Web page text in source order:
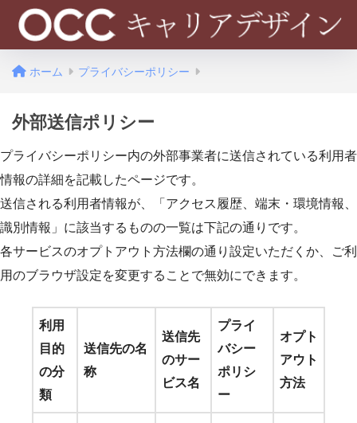
ホーム プライバシーポリシー
外部送信ポリシー
プライバシーポリシー内の外部事業者に送信されている利用者
情報の詳細を記載したページです。
送信される利用者情報が、「アクセス履歴、端末・環境情報、
識別情報」に該当するものの一覧は下記の通りです。
各サービスのオプトアウト方法欄の通り設定いただくか、ご利
用のブラウザ設定を変更することで無効にできます。
利用
目的
の分
類
送信先の名
称
送信先
のサー
ビス名
プライ
バシー
ポリシ
ー
オプト
アウト
方法